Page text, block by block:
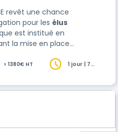
revêt une chance
pour les élus
est institué en
la mise en place
de « Qui
> 1380€ HT
1 jour | 7